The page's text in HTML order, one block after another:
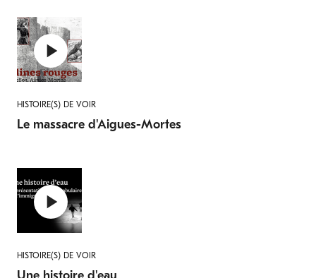
HISTOIRE(S) DE VOIR
Le massacre d'Aigues-Mortes
HISTOIRE(S) DE VOIR